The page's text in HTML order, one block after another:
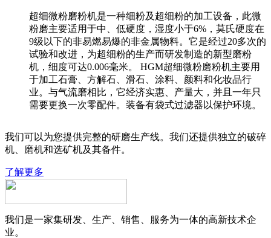
超细微粉磨粉机是一种细粉及超细粉的加工设备，此微
粉磨主要适用于中、低硬度，湿度小于6%，莫氏硬度在
9级以下的非易燃易爆的非金属物料。它是经过20多次的
试验和改进，为超细粉的生产而研发制造的新型磨粉
机，细度可达0.006毫米。 HGM超细微粉磨粉机主要用
于加工石膏、方解石、滑石、涂料、颜料和化妆品行
业。与气流磨相比，它经济实惠、产量大，并且一年只
需要更换一次零配件。装备有袋式过滤器以保护环境。
我们可以为您提供完整的研磨生产线。我们还提供独立的破碎
机、磨机和选矿机及其备件。
了解更多
我们是一家集研发、生产、销售、服务为一体的高新技术企
业。